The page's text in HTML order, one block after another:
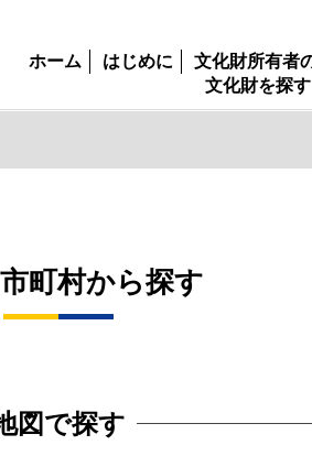
ホーム はじめに 文化財所有者
文化財を探す
町村から探す
図で探す